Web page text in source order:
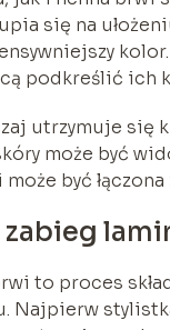
się na
podkreślić ich
utrzymuje się
może być
może być
zabieg
to proces
Najpierw